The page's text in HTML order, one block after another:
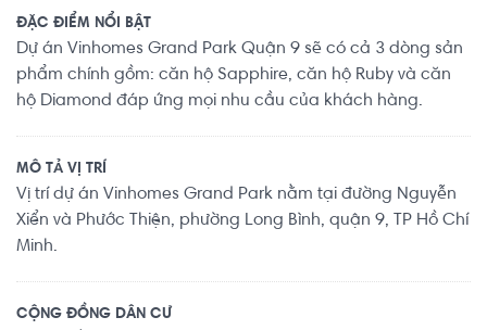
ĐẶC ĐIỂM NỔI BẬT
Dự án Vinhomes Grand Park Quận 9 sẽ có cả 3 dòng sản
phẩm chính gồm: căn hộ Sapphire, căn hộ Ruby và căn
hộ Diamond đáp ứng mọi nhu cầu của khách hàng.
MÔ TẢ VỊ TRÍ
Vị trí dự án Vinhomes Grand Park nằm tại đường Nguyễn
Xiển và Phước Thiện, phường Long Bình, quận 9, TP Hồ Chí
Minh.
CỘNG ĐỒNG DÂN CƯ